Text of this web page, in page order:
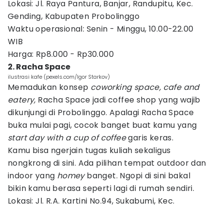
Lokasi: Jl. Raya Pantura, Banjar, Randupitu, Kec.
Gending, Kabupaten Probolinggo
Waktu operasional: Senin - Minggu, 10.00-22.00
WIB
Harga: Rp8.000 - Rp30.000
2. Racha Space
ilustrasi kafe (pexels.com/Igor Starkov)
Memadukan konsep coworking space, cafe and
eatery, Racha Space jadi coffee shop yang wajib
dikunjungi di Probolinggo. Apalagi Racha Space
buka mulai pagi, cocok banget buat kamu yang
start day with a cup of coffeegaris keras.
Kamu bisa ngerjain tugas kuliah sekaligus
nongkrong di sini. Ada pilihan tempat outdoor dan
indoor yang homeybanget. Ngopi di sini bakal
bikin kamu berasa seperti lagi di rumah sendiri.
Lokasi: Jl. R.A. Kartini No.94, Sukabumi, Kec.